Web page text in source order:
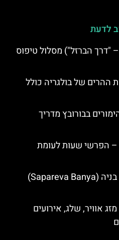
לדעת
ויה פראטה (Via Ferrata – "דרך הברזל") מסלול טיפוס
ל-2 מרחצאות ההרים של בולגריה כולל
בבורובץ מדריך
הפרשי שעות לעומת
בריכות תרמיות בספארבה בניה (Sapareva Banya)
אוויר, שלג, אירועים